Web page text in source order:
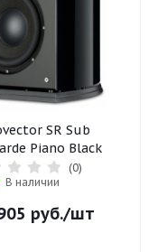
SR Sub
Piano Black
(0)
В наличии
руб./шт